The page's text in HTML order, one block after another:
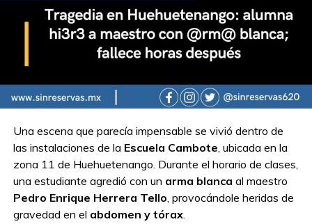
Una escena que parecía impensable se vivió dentro de
las instalaciones de la Escuela Cambote, ubicada en la
zona 11 de Huehuetenango. Durante el horario de clases,
una estudiante agredió con un arma blanca al maestro
Pedro Enrique Herrera Tello, provocándole heridas de
gravedad en el abdomen y tórax.